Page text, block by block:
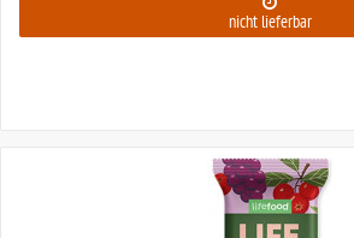
nicht lieferbar